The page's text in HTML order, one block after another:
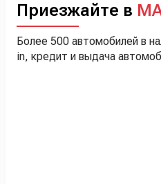
Приезжайте в
Более 500 автомобилей в
in, кредит и выдача